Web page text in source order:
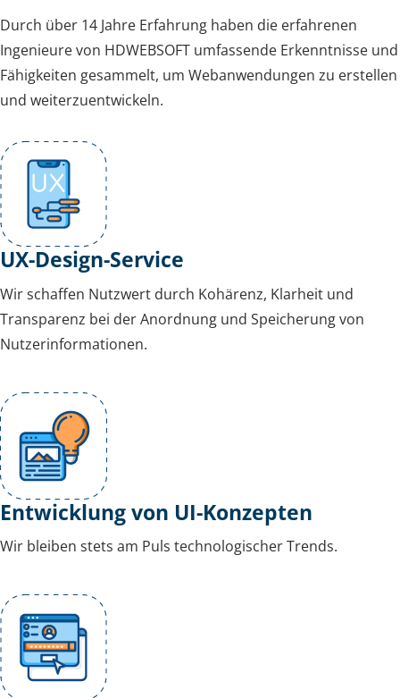
Durch über 14 Jahre Erfahrung haben die erfahrenen
Ingenieure von HDWEBSOFT umfassende Erkenntnisse und
Fähigkeiten gesammelt, um Webanwendungen zu erstellen
und weiterzuentwickeln.
UX-Design-Service
Wir schaffen Nutzwert durch Kohärenz, Klarheit und
Transparenz bei der Anordnung und Speicherung von
Nutzerinformationen.
Entwicklung von UI-Konzepten
Wir bleiben stets am Puls technologischer Trends.